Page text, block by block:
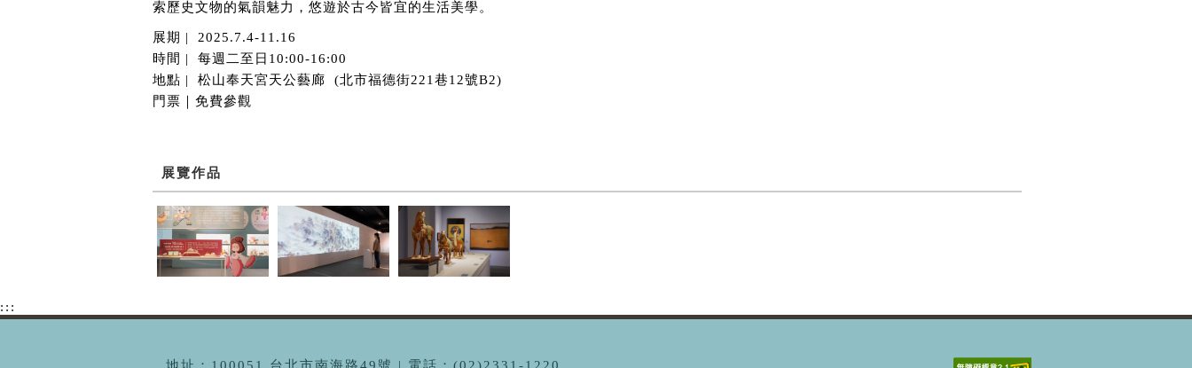
索歷史文物的氣韻魅力，悠遊於古今皆宜的生活美學。
展期 | 2025.7.4-11.16
時間 | 每週二至日10:00-16:00
地點 | 松山奉天宮天公藝廊 (北市福德街221巷12號B2)
門票｜免費參觀
展覽作品
:::